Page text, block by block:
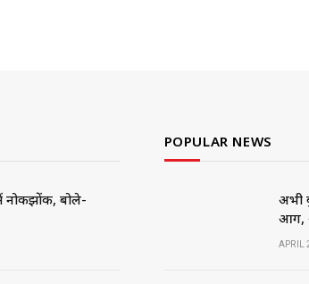
बोले-
POPULAR NEWS
अभी
आग,
APRIL